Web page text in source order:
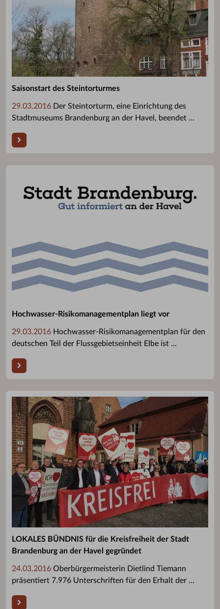
Saisonstart des Steintorturmes
29.03.2016 Der Steintorturm, eine Einrichtung des
Stadtmuseums Brandenburg an der Havel, beendet ...
Hochwasser-Risikomanagementplan liegt vor
29.03.2016 Hochwasser-Risikomanagementplan für den
deutschen Teil der Flussgebietseinheit Elbe ist ...
LOKALES BÜNDNIS für die Kreisfreiheit der Stadt
Brandenburg an der Havel gegründet
24.03.2016 Oberbürgermeisterin Dietlind Tiemann
präsentiert 7.976 Unterschriften für den Erhalt der ...